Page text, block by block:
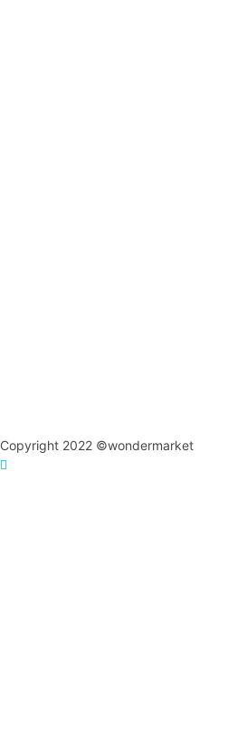
Copyright 2022 ©wondermarket